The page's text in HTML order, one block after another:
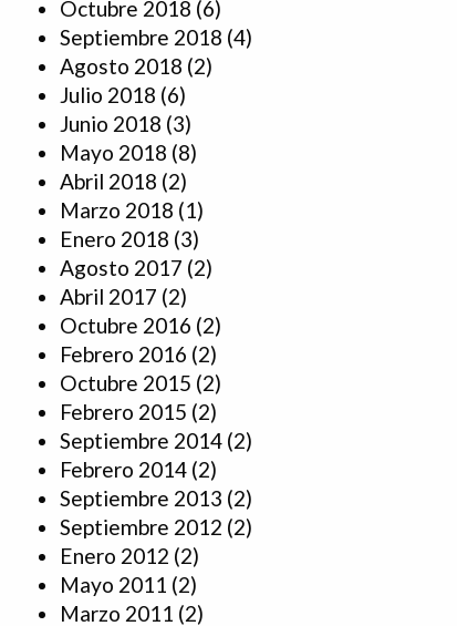
Octubre 2018 (6)
Septiembre 2018 (4)
Agosto 2018 (2)
Julio 2018 (6)
Junio 2018 (3)
Mayo 2018 (8)
Abril 2018 (2)
Marzo 2018 (1)
Enero 2018 (3)
Agosto 2017 (2)
Abril 2017 (2)
Octubre 2016 (2)
Febrero 2016 (2)
Octubre 2015 (2)
Febrero 2015 (2)
Septiembre 2014 (2)
Febrero 2014 (2)
Septiembre 2013 (2)
Septiembre 2012 (2)
Enero 2012 (2)
Mayo 2011 (2)
Marzo 2011 (2)